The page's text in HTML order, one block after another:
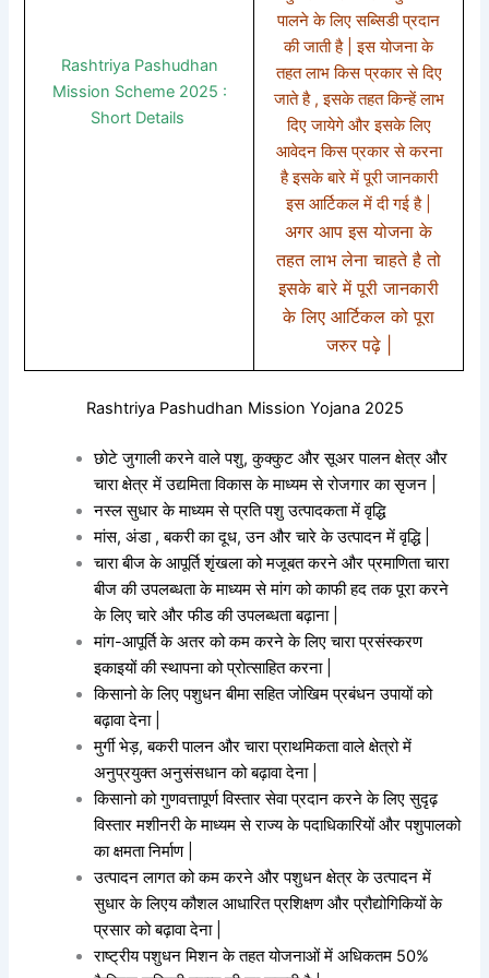
Rashtriya Pashudhan
Mission Scheme 2025 :
Short Details
पालने के लिए सब्सिडी प्रदान
की जाती है | इस योजना के
तहत लाभ किस प्रकार से दिए
जाते है , इसके तहत किन्हें लाभ
दिए जायेगे और इसके लिए
आवेदन किस प्रकार से करना
है इसके बारे में पूरी जानकारी
इस आर्टिकल में दी गई है |
अगर आप इस योजना के
तहत लाभ लेना चाहते है तो
इसके बारे में पूरी जानकारी
के लिए आर्टिकल को पूरा
जरुर पढ़े |
Rashtriya Pashudhan Mission Yojana 2025
छोटे जुगाली करने वाले पशु, कुक्कुट और सूअर पालन क्षेत्र और
चारा क्षेत्र में उद्यमिता विकास के माध्यम से रोजगार का सृजन |
नस्ल सुधार के माध्यम से प्रति पशु उत्पादकता में वृद्धि
मांस, अंडा , बकरी का दूध, उन और चारे के उत्पादन में वृद्धि |
चारा बीज के आपूर्ति शृंखला को मजूबत करने और प्रमाणिता चारा
बीज की उपलब्धता के माध्यम से मांग को काफी हद तक पूरा करने
के लिए चारे और फीड की उपलब्धता बढ़ाना |
मांग-आपूर्ति के अतर को कम करने के लिए चारा प्रसंस्करण
इकाइयों की स्थापना को प्रोत्साहित करना |
किसानो के लिए पशुधन बीमा सहित जोखिम प्रबंधन उपायों को
बढ़ावा देना |
मुर्गी भेड़, बकरी पालन और चारा प्राथमिकता वाले क्षेत्रो में
अनुप्रयुक्त अनुसंसधान को बढ़ावा देना |
किसानो को गुणवत्तापूर्ण विस्तार सेवा प्रदान करने के लिए सुदृढ़
विस्तार मशीनरी के माध्यम से राज्य के पदाधिकारियों और पशुपालको
का क्षमता निर्माण |
उत्पादन लागत को कम करने और पशुधन क्षेत्र के उत्पादन में
सुधार के लिएय कौशल आधारित प्रशिक्षण और प्रौद्योगिकियों के
प्रसार को बढ़ावा देना |
राष्ट्रीय पशुधन मिशन के तहत योजनाओं में अधिकतम 50%